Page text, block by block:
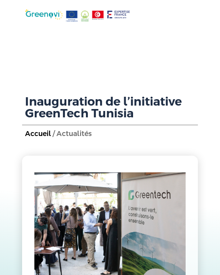
Inauguration de l’initiative
GreenTech Tunisia
Accueil/ Actualités